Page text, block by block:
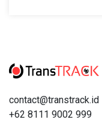
contact@transtrack.id
+62 8111 9002 999